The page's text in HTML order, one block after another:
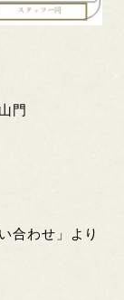
門
合わせ」より